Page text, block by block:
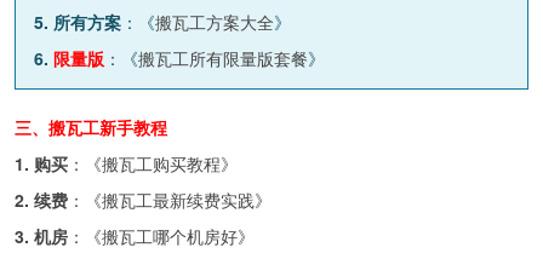
5. 所有方案 ：《搬瓦工方案大全》
6. 限量版 ：《搬瓦工所有限量版套餐》
三、搬瓦工新手教程
1. 购买 ：《搬瓦工购买教程》
2. 续费 ：《搬瓦工最新续费实践》
3. 机房 ：《搬瓦工哪个机房好》